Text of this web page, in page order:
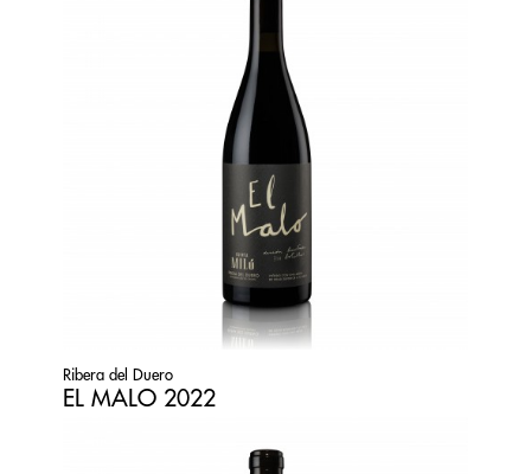
Ribera del Duero
EL MALO 2022